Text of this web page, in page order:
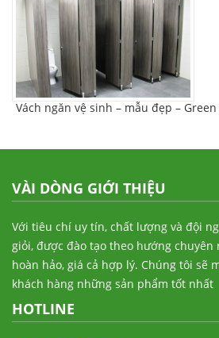
Vách ngăn vệ sinh – mẫu đẹp –
VÀI DÒNG GIỚI THIỆU
Với tiêu chí uy tín, chất lượng và đội
giỏi, được đào tạo theo hướng chuyên
hoàn hảo, giá cả hợp lý. Chúng tôi sẽ
khách hàng những sản phẩm tốt nhất
HOTLINE